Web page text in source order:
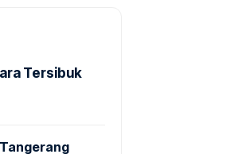
Tersibuk